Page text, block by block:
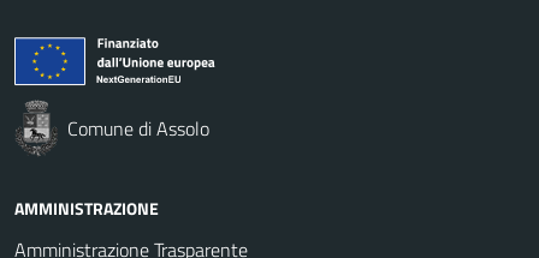
Comune di Assolo
AMMINISTRAZIONE
Amministrazione Trasparente